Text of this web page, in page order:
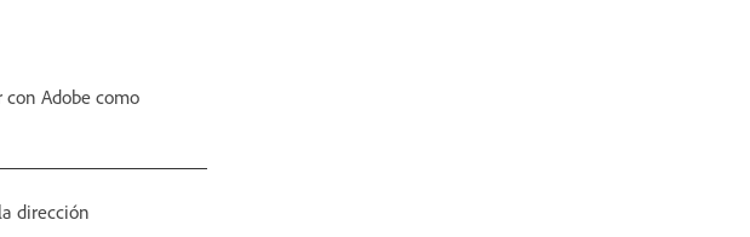
Adobe como
dirección